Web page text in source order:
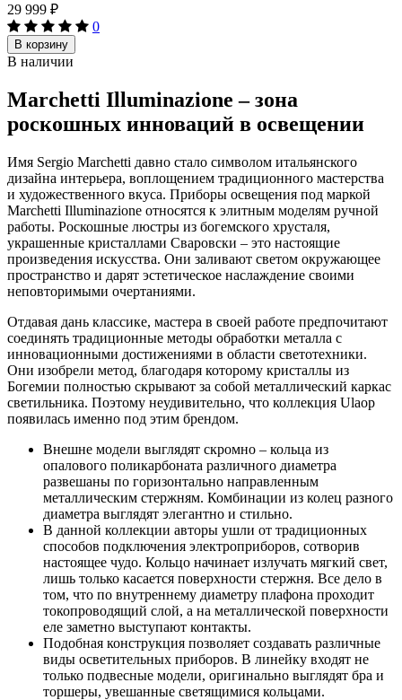
29 999 ₽
0
В корзину
В наличии
Marchetti Illuminazione – зона
роскошных инноваций в освещении
Имя Sergio Marchetti давно стало символом итальянского
дизайна интерьера, воплощением традиционного мастерства
и художественного вкуса. Приборы освещения под маркой
Marchetti Illuminazione относятся к элитным моделям ручной
работы. Роскошные люстры из богемского хрусталя,
украшенные кристаллами Сваровски – это настоящие
произведения искусства. Они заливают светом окружающее
пространство и дарят эстетическое наслаждение своими
неповторимыми очертаниями.
Отдавая дань классике, мастера в своей работе предпочитают
соединять традиционные методы обработки металла с
инновационными достижениями в области светотехники.
Они изобрели метод, благодаря которому кристаллы из
Богемии полностью скрывают за собой металлический каркас
светильника. Поэтому неудивительно, что коллекция Ulaop
появилась именно под этим брендом.
Внешне модели выглядят скромно – кольца из
опалового поликарбоната различного диаметра
развешаны по горизонтально направленным
металлическим стержням. Комбинации из колец разного
диаметра выглядят элегантно и стильно.
В данной коллекции авторы ушли от традиционных
способов подключения электроприборов, сотворив
настоящее чудо. Кольцо начинает излучать мягкий свет,
лишь только касается поверхности стержня. Все дело в
том, что по внутреннему диаметру плафона проходит
токопроводящий слой, а на металлической поверхности
еле заметно выступают контакты.
Подобная конструкция позволяет создавать различные
виды осветительных приборов. В линейку входят не
только подвесные модели, оригинально выглядят бра и
торшеры, увешанные светящимися кольцами.